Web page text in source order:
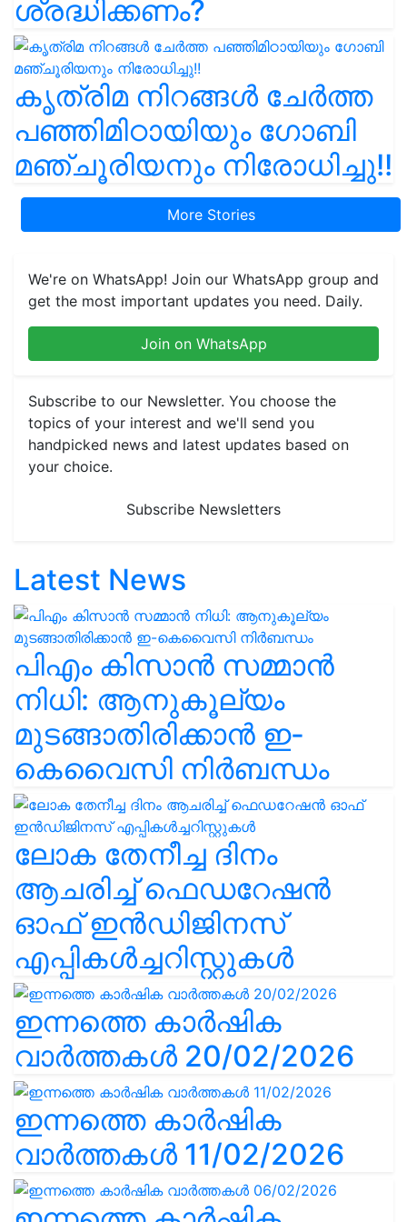
ശ്രദ്ധിക്കണം?
കൃത്രിമ നിറങ്ങൾ ചേർത്ത
പഞ്ഞിമിഠായിയും ഗോബി
മഞ്ചൂരിയനും നിരോധിച്ചു!!
More Stories
We're on WhatsApp! Join our WhatsApp group and
get the most important updates you need. Daily.
Join on WhatsApp
Subscribe to our Newsletter. You choose the
topics of your interest and we'll send you
handpicked news and latest updates based on
your choice.
Subscribe Newsletters
Latest News
പിഎം കിസാൻ സമ്മാൻ
നിധി: ആനുകൂല്യം
മുടങ്ങാതിരിക്കാൻ ഇ-
കെവൈസി നിർബന്ധം
ലോക തേനീച്ച ദിനം
ആചരിച്ച് ഫെഡറേഷൻ
ഓഫ് ഇൻഡിജിനസ്
എപ്പികൾച്ചറിസ്റ്റുകൾ
ഇന്നത്തെ കാർഷിക
വാർത്തകൾ 20/02/2026
ഇന്നത്തെ കാർഷിക
വാർത്തകൾ 11/02/2026